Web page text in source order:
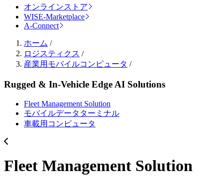
オンラインストア
WISE-Marketplace
A-Connect
ホーム /
ロジスティクス /
産業用モバイルコンピュータ /
Rugged & In-Vehicle Edge AI Solutions
Fleet Management Solution
モバイルデータターミナル
車載用コンピュータ
Fleet Management Solution